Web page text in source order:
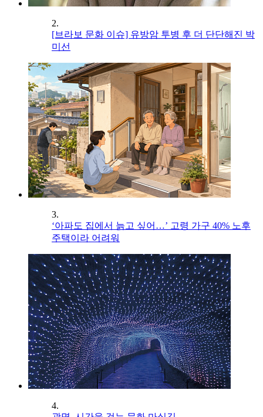
2.
[브라보 문화 이슈] 유방암 투병 후 더 단단해진 박
미선
3.
‘아파도 집에서 늙고 싶어…’ 고령 가구 40% 노후
주택이라 어려워
4.